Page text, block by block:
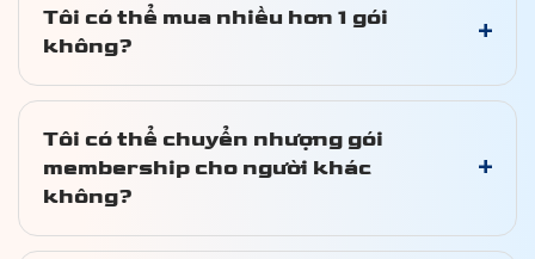
CUỘC THI
ĐỐI TÁC
FAQ
Tôi có thể mua nhiều hơn 1 gói
không?
+
Tôi có thể chuyển nhượng gói
membership cho người khác
không?
+